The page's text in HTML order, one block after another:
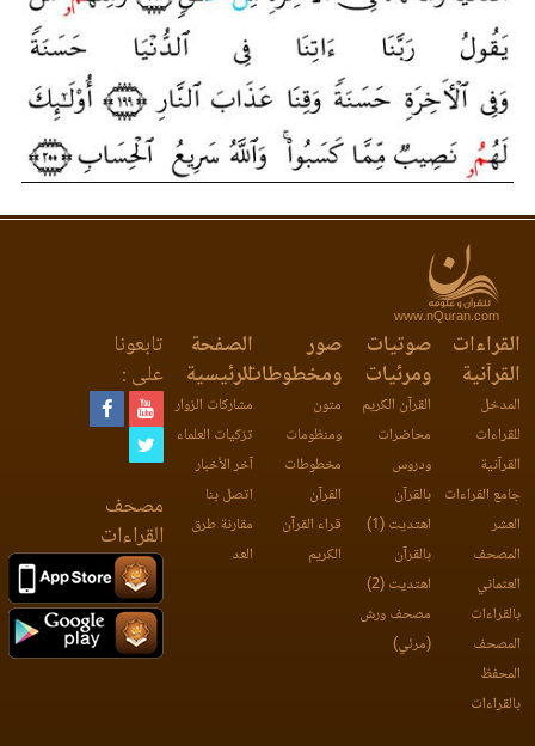
www.nQuran.com
القراءات
القرآنية
المدخل
للقراءات
القرآنية
جامع القراءات
العشر
المصحف
العثماني
بالقراءات
المصحف
المحفظ
بالقراءات
صوتيات
ومرئيات
القرآن الكريم
محاضرات
ودروس
بالقرآن
اهتديت (1)
بالقرآن
اهتديت (2)
مصحف ورش
(مرئي)
صور
ومخطوطات
متون
ومنظومات
مخطوطات
القرآن
قراء القرآن
الكريم
الصفحة
الرئيسية
مشاركات الزوار
تزكيات العلماء
آخر الأخبار
اتصل بنا
مقارنة طرق
العد
تابعونا
على :
مصحف
القراءات